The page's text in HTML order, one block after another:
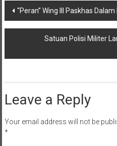
Post
navigation
“Peran” Wing III Paskhas
Satuan Polisi Militer
Leave a Reply
Your email address will not be
*